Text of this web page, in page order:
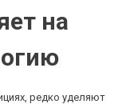
на
редко уделяют